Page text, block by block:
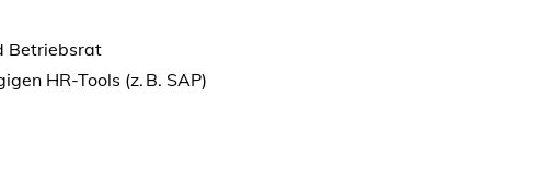
Betriebsrat
HR-Tools (z. B. SAP)